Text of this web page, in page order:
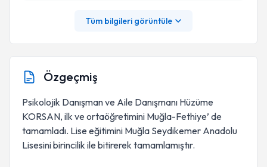
Tüm bilgileri görüntüle
Özgeçmiş
Psikolojik Danışman ve Aile Danışmanı Hüzüme
KORSAN, ilk ve ortaöğretimini Muğla-Fethiye’ de
tamamladı. Lise eğitimini Muğla Seydikemer Anadolu
Lisesini birincilik ile bitirerek tamamlamıştır.